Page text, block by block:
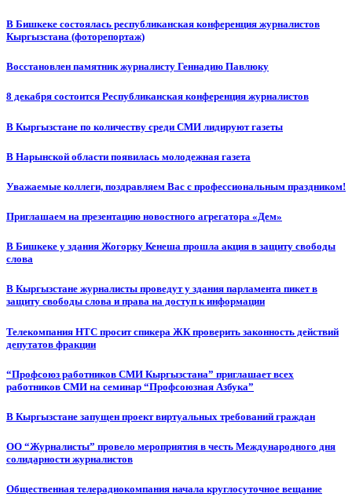
В Бишкеке состоялась республиканская конференция журналистов
Кыргызстана (фоторепортаж)
Восстановлен памятник журналисту Геннадию Павлюку
8 декабря состоится Республиканская конференция журналистов
В Кыргызстане по количеству среди СМИ лидируют газеты
В Нарынской области появилась молодежная газета
Уважаемые коллеги, поздравляем Вас с профессиональным праздником!
Приглашаем на презентацию новостного агрегатора «Дем»
В Бишкеке у здания Жогорку Кенеша прошла акция в защиту свободы
слова
В Кыргызстане журналисты проведут у здания парламента пикет в
защиту свободы слова и права на доступ к информации
Телекомпания НТС просит спикера ЖК проверить законность действий
депутатов фракции
“Профсоюз работников СМИ Кыргызстана” приглашает всех
работников СМИ на семинар “Профсоюзная Азбука”
В Кыргызстане запущен проект виртуальных требований граждан
ОО “Журналисты” провело мероприятия в честь Международного дня
солидарности журналистов
Общественная телерадиокомпания начала круглосуточное вещание